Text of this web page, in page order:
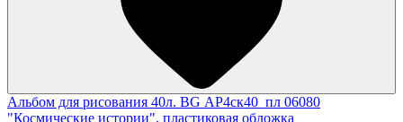
Альбом для рисования 40л. BG АР4ск40_пл 06080
"Космические истории", пластиковая обложка